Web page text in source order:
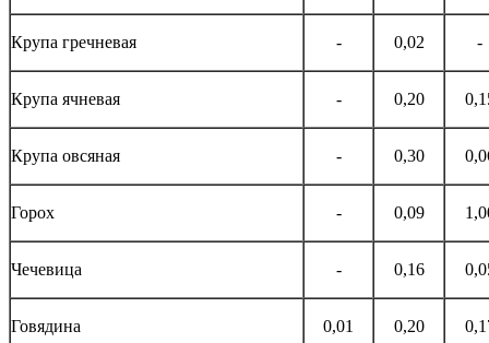
Крупа гречневая - 0,02 -
Крупа ячневая - 0,20
Крупа овсяная - 0,30
Горох - 0,09
Чечевица - 0,16
Говядина 0,01 0,20